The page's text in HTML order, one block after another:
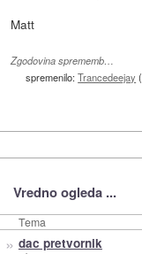
Matt
Zgodovina sprememb…
spremenilo:Trancedeejay (
Vredno ogleda ...
Tema
» dac pretvornik